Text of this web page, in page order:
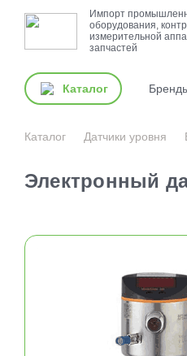
Импорт
оборудования,
измерительной
запчастей
Каталог
Каталог Датчики уровня
Электронный